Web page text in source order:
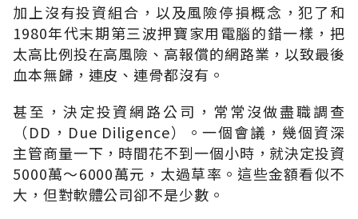
加上沒有投資組合，以及風險停損概念，犯了和
1980年代末期第三波押寶家用電腦的錯一樣，把
太高比例投在高風險、高報償的網路業，以致最後
血本無歸，連皮、連骨都沒有。
甚至，決定投資網路公司，常常沒做盡職調查
（DD，Due Diligence）。一個會議，幾個資深
主管商量一下，時間花不到一個小時，就決定投資
5000萬～6000萬元，太過草率。這些金額看似不
大，但對軟體公司卻不是少數。